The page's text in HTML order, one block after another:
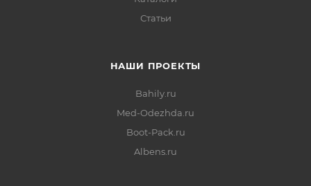
Статьи
НАШИ ПРОЕКТЫ
Bahily.ru
Med-Odezhda.ru
Boot-Pack.ru
Albens.ru